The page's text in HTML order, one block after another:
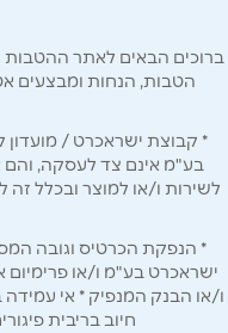
שם מלא*
טלפון*
אימייל*
נושא*
הטבות, הנחות ומבצעים
* קבוצת ישראכרט / מועדון
בע"מ אינם צד לעסקה, והם
לשירות ו/או למוצר ובכלל
* הנפקת הכרטיס וגובה
ישראכרט בע"מ ו/או
ו/או הבנק המנפיק * אי עמידה
חיוב בריבית